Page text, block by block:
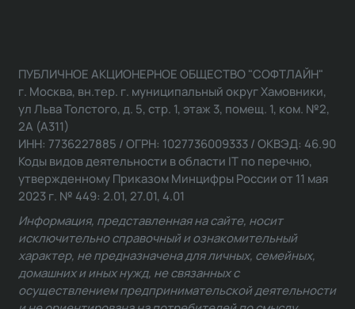
ПУБЛИЧНОЕ АКЦИОНЕРНОЕ ОБЩЕСТВО "СОФТЛАЙН"
г. Москва, вн.тер. г. муниципальный округ Хамовники,
ул Льва Толстого, д. 5, стр. 1, этаж 3, помещ. 1, ком. №2,
2А (А311)
ИНН: 7736227885 / ОГРН: 1027736009333 / ОКВЭД: 46.90
Коды видов деятельности в области IT по перечню,
утвержденному Приказом Минцифры России от 11 мая
2023 г. № 449: 2.01, 27.01, 4.01
Информация, представленная на сайте, носит
исключительно справочный и ознакомительный
характер, не предназначена для личных, семейных,
домашних и иных нужд, не связанных с
осуществлением предпринимательской деятельности